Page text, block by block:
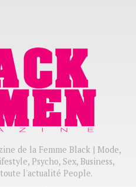
de la Femme Black | Mode,
Psycho, Sex, Business,
l'actualité People.